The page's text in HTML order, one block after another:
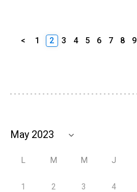
< 1 2 3 4 5 6 7 8 9
L M M J
1 2 3 4